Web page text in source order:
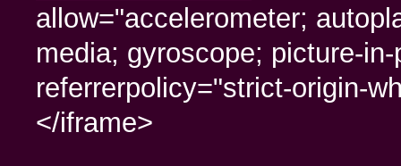
allow="accelerometer;
media; gyroscope; picture-
referrerpolicy="strict-origin-
</iframe>